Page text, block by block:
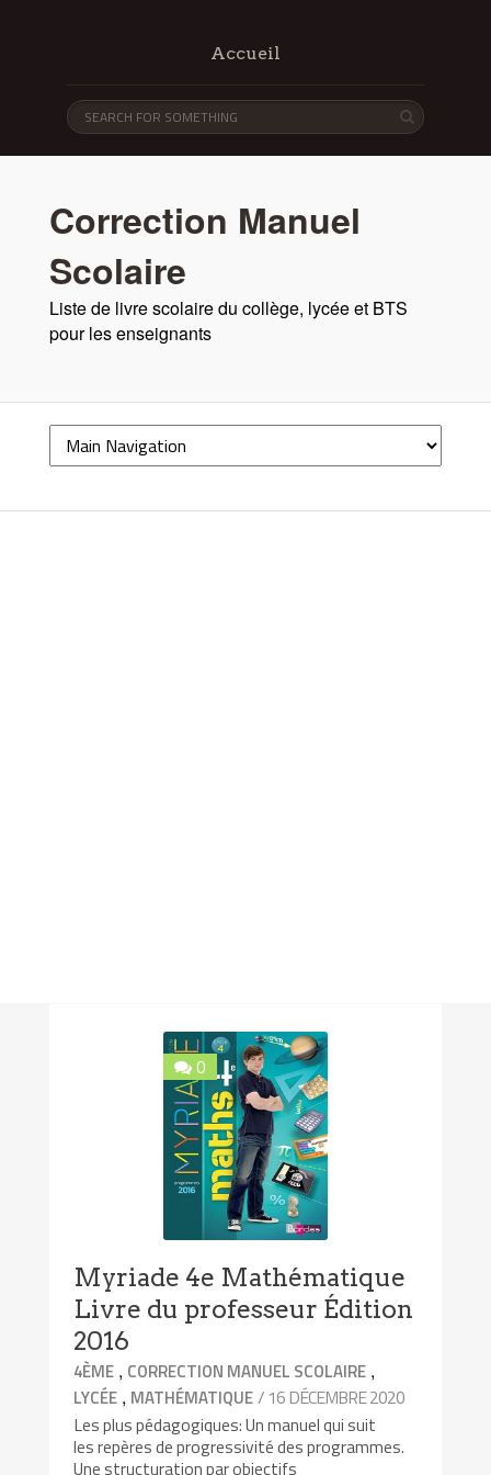
Accueil
Correction Manuel
Scolaire
Liste de livre scolaire du collège, lycée et BTS
pour les enseignants
0
Myriade 4e Mathématique
Livre du professeur Édition
2016
4ÈME , CORRECTION MANUEL SCOLAIRE ,
LYCÉE , MATHÉMATIQUE/ 16 DÉCEMBRE 2020
Les plus pédagogiques: Un manuel qui suit
les repères de progressivité des programmes.
Une structuration par objectifs